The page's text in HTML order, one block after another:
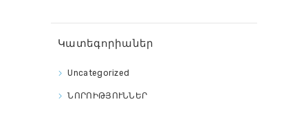
Կատեգորիաներ
Uncategorized
ՆՈՐՈԻԹՅՈՒՆՆԵՐ